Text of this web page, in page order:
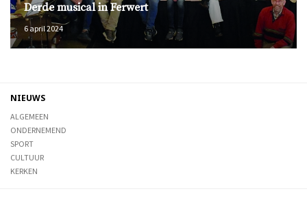
Derde musical in Ferwert
6 april 2024
NIEUWS
ALGEMEEN
ONDERNEMEND
SPORT
CULTUUR
KERKEN